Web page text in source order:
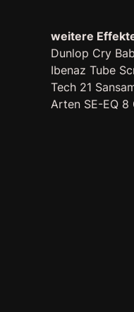
weitere
Dunlop Cry
Ibenaz Tube
Tech 21
Arten SE-EQ 8